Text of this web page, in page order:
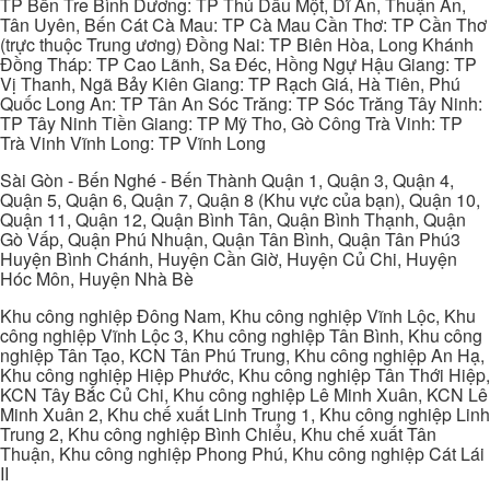
Tân Uyên, Bến Cát Cà Mau: TP Cà Mau Cần Thơ: TP Cần Thơ
(trực thuộc Trung ương) Đồng Nai: TP Biên Hòa, Long Khánh
Đồng Tháp: TP Cao Lãnh, Sa Đéc, Hồng Ngự Hậu Giang: TP
Vị Thanh, Ngã Bảy Kiên Giang: TP Rạch Giá, Hà Tiên, Phú
Quốc Long An: TP Tân An Sóc Trăng: TP Sóc Trăng Tây Ninh:
TP Tây Ninh Tiền Giang: TP Mỹ Tho, Gò Công Trà Vinh: TP
Trà Vinh Vĩnh Long: TP Vĩnh Long
Sài Gòn - Bến Nghé - Bến Thành Quận 1, Quận 3, Quận 4,
Quận 5, Quận 6, Quận 7, Quận 8 (Khu vực của bạn), Quận 10,
Quận 11, Quận 12, Quận Bình Tân, Quận Bình Thạnh, Quận
Gò Vấp, Quận Phú Nhuận, Quận Tân Bình, Quận Tân Phú3
Huyện Bình Chánh, Huyện Cần Giờ, Huyện Củ Chi, Huyện
Hóc Môn, Huyện Nhà Bè
Khu công nghiệp Đông Nam, Khu công nghiệp Vĩnh Lộc, Khu
công nghiệp Vĩnh Lộc 3, Khu công nghiệp Tân Bình, Khu công
nghiệp Tân Tạo, KCN Tân Phú Trung, Khu công nghiệp An Hạ,
Khu công nghiệp Hiệp Phước, Khu công nghiệp Tân Thới Hiệp,
KCN Tây Bắc Củ Chi, Khu công nghiệp Lê Minh Xuân, KCN Lê
Minh Xuân 2, Khu chế xuất Linh Trung 1, Khu công nghiệp Linh
Trung 2, Khu công nghiệp Bình Chiểu, Khu chế xuất Tân
Thuận, Khu công nghiệp Phong Phú, Khu công nghiệp Cát Lái
II